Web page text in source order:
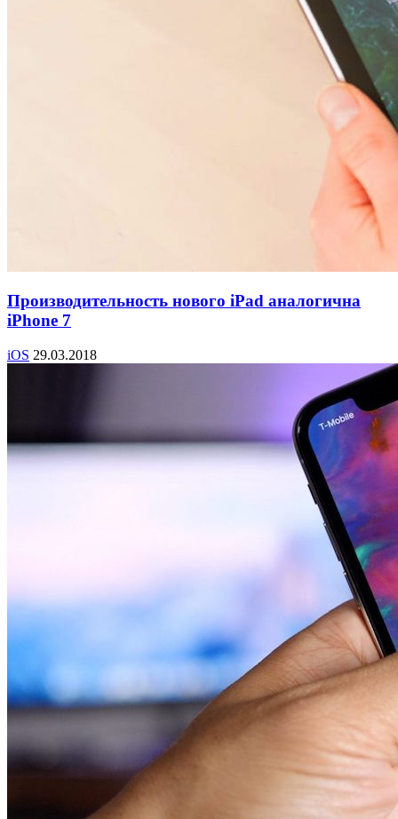
Производительность нового iPad аналогична
iPhone 7
iOS 29.03.2018